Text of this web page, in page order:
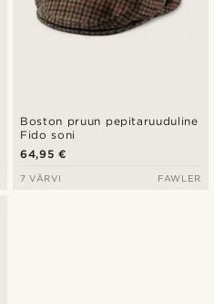
Boston pruun pepitaruuduline
Fido soni
64,95 €
7 VÄRVI FAWLER